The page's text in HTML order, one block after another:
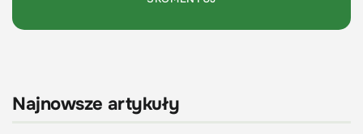
Najnowsze artykuły